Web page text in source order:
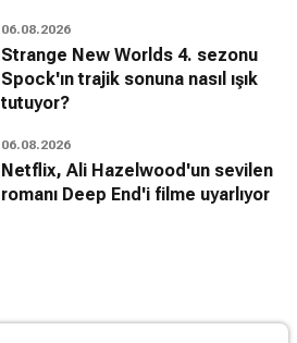
06.08.2026
Strange New Worlds 4. sezonu
Spock'ın trajik sonuna nasıl ışık
tutuyor?
06.08.2026
Netflix, Ali Hazelwood'un sevilen
romanı Deep End'i filme uyarlıyor